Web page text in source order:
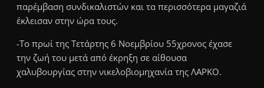
παρέμβαση συνδικαλιστών και τα περισσότερα μαγαζιά
έκλεισαν στην ώρα τους.
-Το πρωί της Τετάρτης 6 Νοεμβρίου 55χρονος έχασε
την ζωή του μετά από έκρηξη σε αίθουσα
χαλυβουργίας στην νικελοβιομηχανία της ΛΑΡΚΟ.